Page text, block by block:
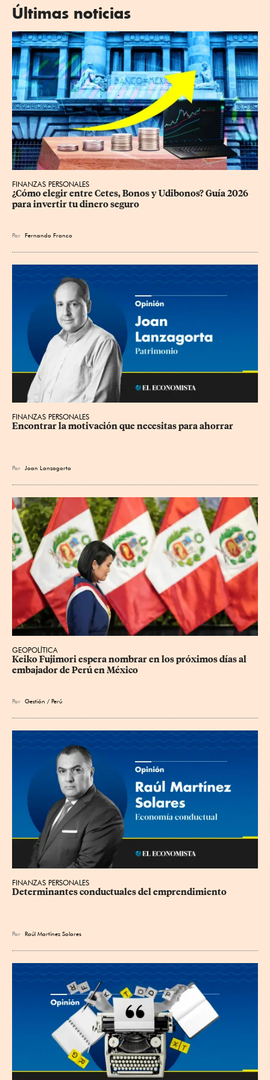
Últimas noticias
FINANZAS PERSONALES
¿Cómo elegir entre Cetes, Bonos y Udibonos? Guía 2026
para invertir tu dinero seguro
Por Fernando Franco
FINANZAS PERSONALES
Encontrar la motivación que necesitas para ahorrar
Por Joan Lanzagorta
GEOPOLÍTICA
Keiko Fujimori espera nombrar en los próximos días al
embajador de Perú en México
Por Gestión / Perú
FINANZAS PERSONALES
Determinantes conductuales del emprendimiento
Por Raúl Martínez Solares